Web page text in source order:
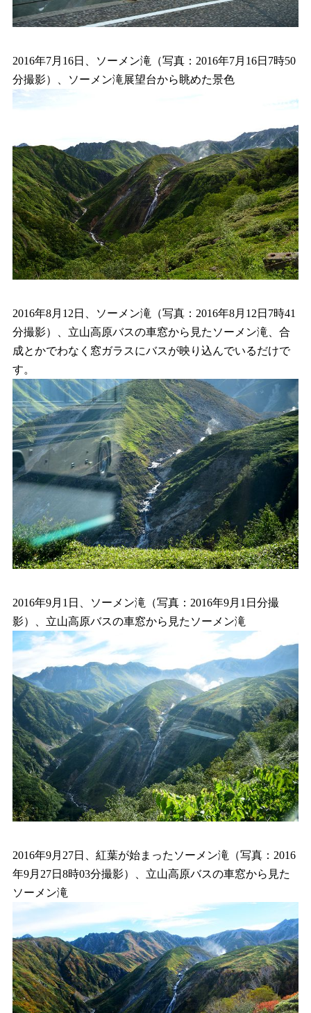
2016年7月16日、ソーメン滝（写真：2016年7月16日7時50
分撮影）、ソーメン滝展望台から眺めた景色
2016年8月12日、ソーメン滝（写真：2016年8月12日7時41
分撮影）、立山高原バスの車窓から見たソーメン滝、合
成とかでわなく窓ガラスにバスが映り込んでいるだけで
す。
2016年9月1日、ソーメン滝（写真：2016年9月1日分撮
影）、立山高原バスの車窓から見たソーメン滝
2016年9月27日、紅葉が始まったソーメン滝（写真：2016
年9月27日8時03分撮影）、立山高原バスの車窓から見た
ソーメン滝